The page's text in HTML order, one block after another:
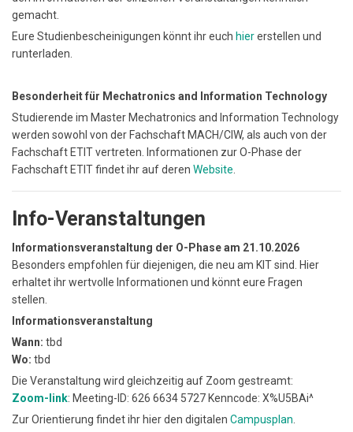
gemacht.
Eure Studienbescheinigungen könnt ihr euch hiererstellen und
runterladen.
Besonderheit für Mechatronics and Information Technology
Studierende im Master Mechatronics and Information Technology
werden sowohl von der Fachschaft MACH/CIW, als auch von der
Fachschaft ETIT vertreten. Informationen zur O-Phase der
Fachschaft ETIT findet ihr auf deren Website.
Info-Veranstaltungen
Informationsveranstaltung der O-Phase am 21.10.2026
Besonders empfohlen für diejenigen, die neu am KIT sind. Hier
erhaltet ihr wertvolle Informationen und könnt eure Fragen
stellen.
Informationsveranstaltung
Wann: tbd
Wo: tbd
Die Veranstaltung wird gleichzeitig auf Zoom gestreamt:
Zoom-link: Meeting-ID: 626 6634 5727 Kenncode: X%U5BAi^
Zur Orientierung findet ihr hier den digitalen Campusplan.